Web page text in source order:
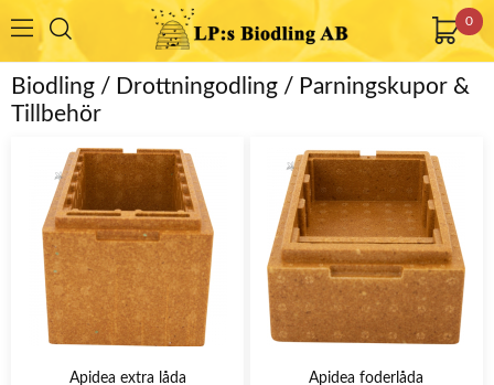
0
Biodling / Drottningodling / Parningskupor &
Tillbehör
Apidea extra låda Apidea foderlåda